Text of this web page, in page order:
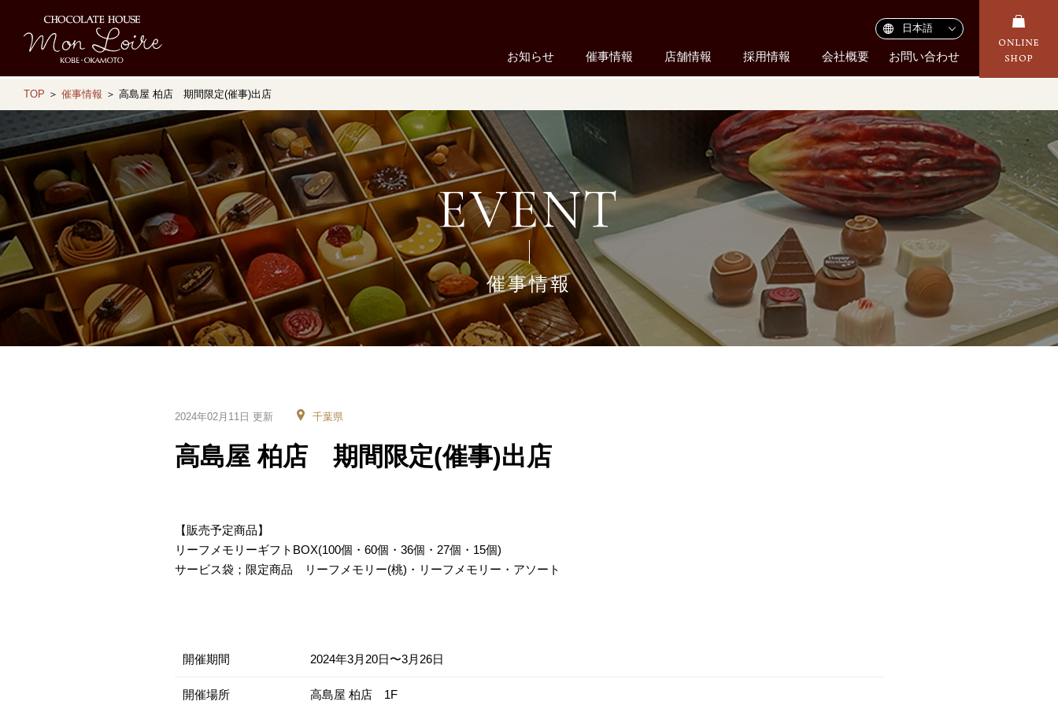
お知らせ 催事情報 店舗情報 採用情報 会社概要 お問い合わせ
TOP ＞ 催事情報 ＞ 高島屋 柏店 期間限定(催事)出店
EVENT
催事情報
2024年02月11日 更新 千葉県
高島屋 柏店 期間限定(催事)出店
【販売予定商品】
リーフメモリーギフトBOX(100個・60個・36個・27個・15個)
サービス袋；限定商品 リーフメモリー(桃)・リーフメモリー・アソート
開催期間 2024年3月20日〜3月26日
開催場所 高島屋 柏店 1F